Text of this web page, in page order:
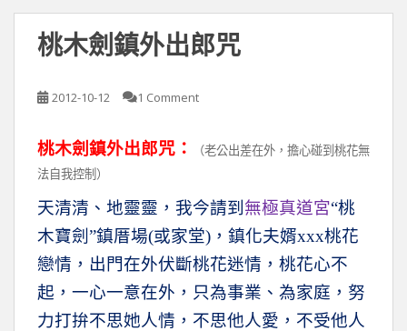
桃木劍鎮外出郎咒
2012-10-12 1 Comment
桃木劍鎮外出郎咒：
（老公出差在外，擔心碰到桃花無
法自我控制）
天清清、地靈靈，我今請到 無極真道宮“桃
木寶劍”鎮厝場(或家堂)，鎮化夫婿xxx桃花
戀情，出門在外伏斷桃花迷情，桃花心不
起，一心一意在外，只為事業、為家庭，努
力打拚不思她人情，不思他人愛，不受他人